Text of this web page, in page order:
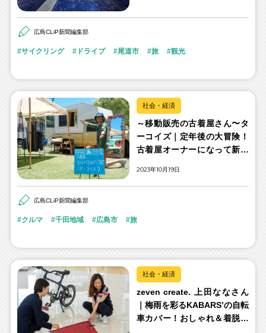
広島CLiP新聞編集部
サイクリング ドライブ 尾道市 旅 観光
社会・経済
～移動販売の古着屋さん〜タ
ーコイズ｜定年後の大冒険！
古着屋オーナーになって新し
2023年10月19日
広島CLiP新聞編集部
クルマ 千田地域 広島市 旅
社会・経済
zeven create. 上田ななさん
｜梅雨を彩るKABARS’の自転
車カバー！おしゃれ＆着脱ス